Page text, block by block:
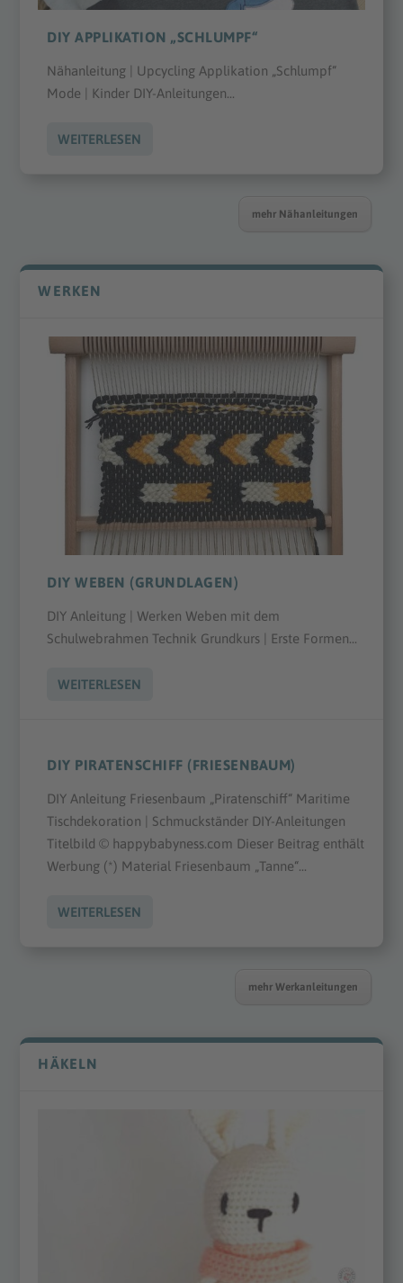
DIY APPLIKATION „SCHLUMPF“
Nähanleitung | Upcycling Applikation „Schlumpf“
Mode | Kinder DIY-Anleitungen...
WEITERLESEN
mehr Nähanleitungen
WERKEN
DIY WEBEN (GRUNDLAGEN)
DIY Anleitung | Werken Weben mit dem
Schulwebrahmen Technik Grundkurs | Erste Formen...
WEITERLESEN
DIY PIRATENSCHIFF (FRIESENBAUM)
DIY Anleitung Friesenbaum „Piratenschiff“ Maritime
Tischdekoration | Schmuckständer DIY-Anleitungen
Titelbild © happybabyness.com Dieser Beitrag enthält
Werbung (*) Material Friesenbaum „Tanne“...
WEITERLESEN
mehr Werkanleitungen
HÄKELN